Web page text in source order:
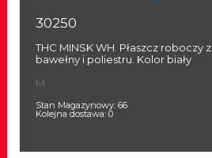
30250
THC MINSK WH. Płaszcz roboczy z
bawełny i poliestru. Kolor biały
M
Stan Magazynowy: 66
Kolejna dostawa: 0